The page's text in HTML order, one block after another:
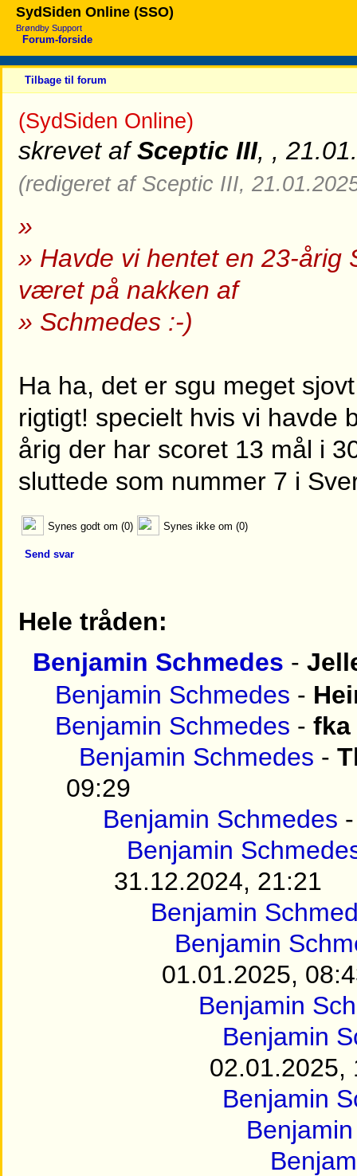
SydSiden Online (SSO)
Brøndby Support
Forum-forside
Tilbage til forum
(SydSiden Online)
skrevet afSceptic III, ,
(redigeret af Sceptic III,
»
» Havde vi hentet en 23-årig
været på nakken af
» Schmedes :-)
Ha ha, det er sgu meget
rigtigt! specielt hvis vi havde
årig der har scoret 13 mål i
sluttede som nummer 7 i
Synes godt om (0) Synes ikke om (0)
Send svar
Hele tråden:
Benjamin Schmedes -
Benjamin Schmedes -
Benjamin Schmedes - fka
Benjamin Schmedes -
09:29
Benjamin Schmedes
Benjamin
31.12.2024, 21:21
Benjamin
Benjamin
01.01.2025,
Benjamin
Benjamin
02.01.2025,
Benjamin